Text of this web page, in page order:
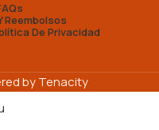
Reembolsos
De Privacidad
by Tenacity